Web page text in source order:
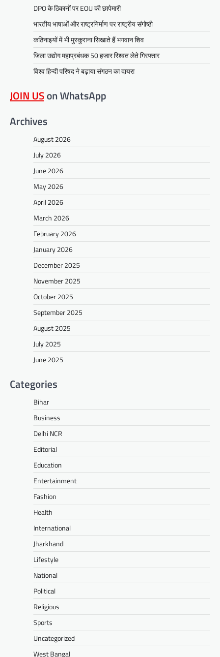
DPO के ठिकानों पर EOU की छापेमारी
भारतीय भाषाओं और राष्ट्रनिर्माण पर राष्ट्रीय संगोष्ठी
कठिनाइयों में भी मुस्कुराना सिखाते हैं भगवान शिव
जिला उद्योग महाप्रबंधक 50 हजार रिश्वत लेते गिरफ्तार
विश्व हिन्दी परिषद ने बढ़ाया संगठन का दायरा
JOIN USon WhatsApp
Archives
August 2026
July 2026
June 2026
May 2026
April 2026
March 2026
February 2026
January 2026
December 2025
November 2025
October 2025
September 2025
August 2025
July 2025
June 2025
Categories
Bihar
Business
Delhi NCR
Editorial
Education
Entertainment
Fashion
Health
International
Jharkhand
Lifestyle
National
Political
Religious
Sports
Uncategorized
West Bangal